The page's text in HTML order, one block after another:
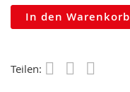
In den Warenkorb
Teilen: